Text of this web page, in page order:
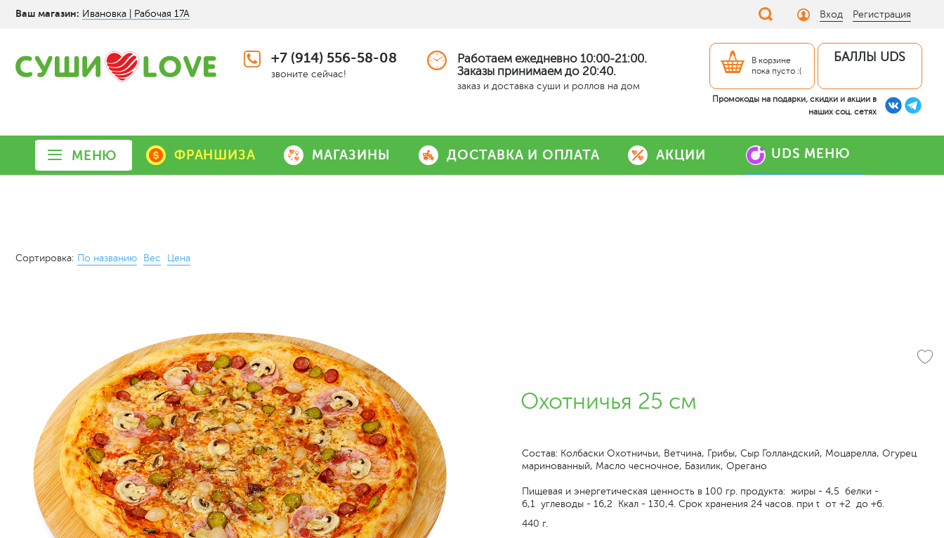
Ваш магазин: Ивановка | Рабочая 17А Вход Регистрация
+7 (914) 556-58-08
звоните сейчас!
Работаем ежедневно 10:00-21:00.
Заказы принимаем до 20:40.
заказ и доставка суши и роллов на дом
В корзине
пока пусто :(
БАЛЛЫ UDS
Промокоды на подарки, скидки и акции в
наших соц. сетях
МЕНЮ ФРАНШИЗА МАГАЗИНЫ ДОСТАВКА И ОПЛАТА АКЦИИ UDS МЕНЮ
Сортировка: По названию Вес Цена
Охотничья 25 см
Состав: Колбаски Охотничьи, Ветчина, Грибы, Сыр Голландский, Моцарелла, Огурец
маринованный, Масло чесночное, Базилик, Орегано
Пищевая и энергетическая ценность в 100 гр. продукта: жиры - 4,5 белки -
6,1 углеводы - 16,2 Ккал - 130,4. Срок хранения 24 часов. при t от +2 до +6.
440 г.